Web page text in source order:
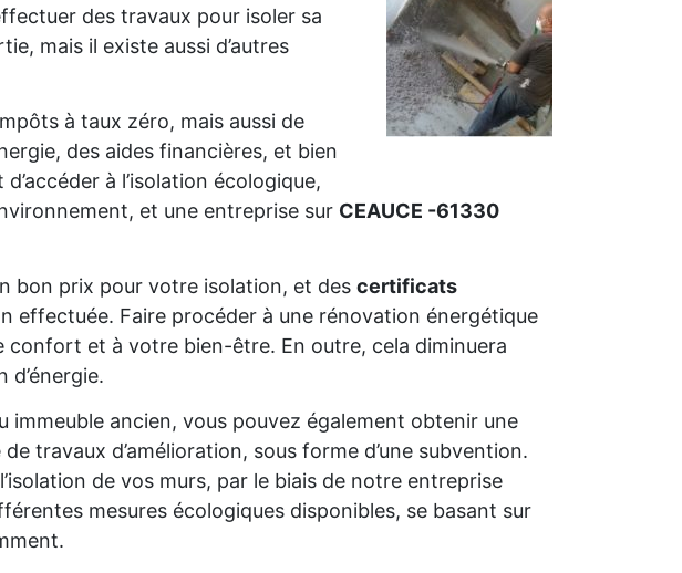
des travaux pour isoler sa
mais il existe aussi d’autres
à taux zéro, mais aussi de
des aides financières, et bien
à l’isolation écologique,
et une entreprise sur CEAUCE -61330
bon prix pour votre isolation, et des certificats
effectuée. Faire procéder à une rénovation énergétique
et à votre bien-être. En outre, cela diminuera
immeuble ancien, vous pouvez également obtenir une
travaux d’amélioration, sous forme d’une subvention.
de vos murs, par le biais de notre entreprise
mesures écologiques disponibles, se basant sur